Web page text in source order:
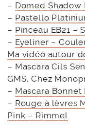
– Domed Shadow
– Pastello
– Pinceau EB21 –
– Eyeliner –
Ma vidéo autour
– Mascara Cils
GMS, Chez
– Mascara Bonnet
– Rouge à lèvres
Pink – Rimmel